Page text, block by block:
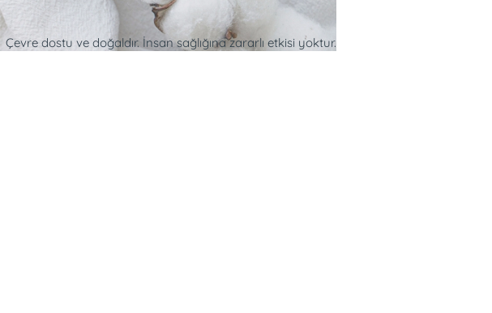
Çevre dostu ve doğaldır. İnsan sağlığına zararlı etkisi yoktur.